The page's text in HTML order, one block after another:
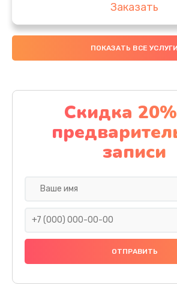
Заказать
Замена
990 руб.
Замена
990 руб.
Заказать
Восстановление
990 руб.
ПОКАЗАТЬ ВСЕ УСЛУГИ
Скидка
записи